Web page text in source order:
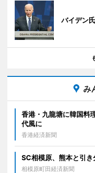
バイデン
み
香港・九龍塘に韓国
代風に
香港経済新聞
SC相模原、熊本と引
相模原町田経済新聞